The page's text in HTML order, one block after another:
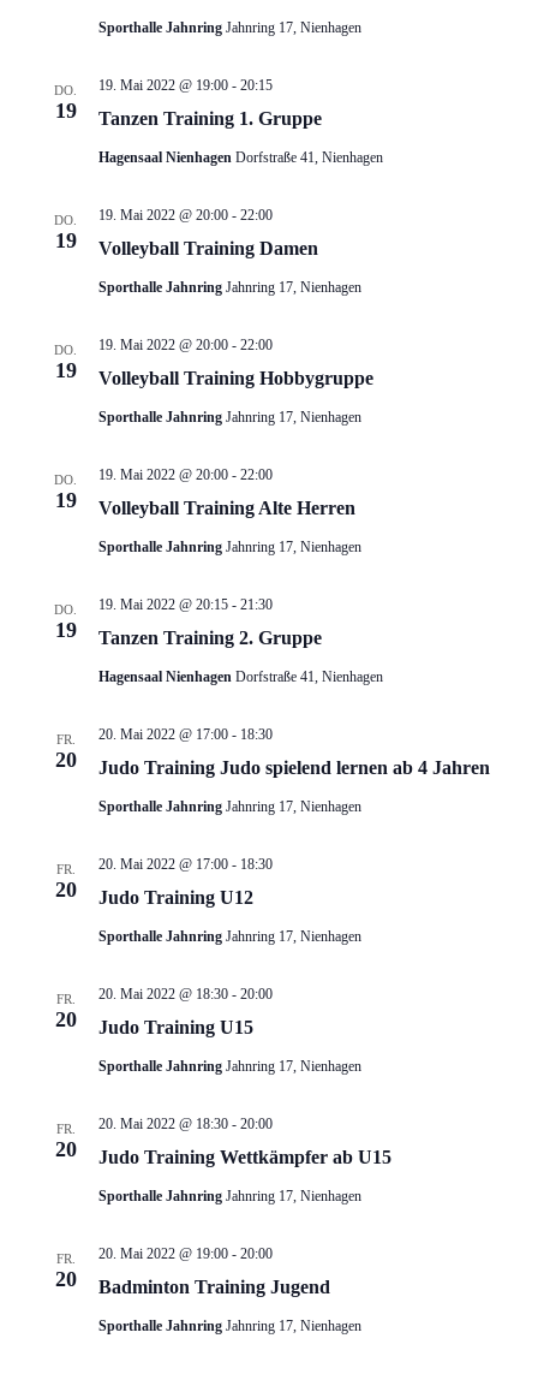
Sporthalle Jahnring Jahnring 17, Nienhagen
DO.
19 Tanzen Training 1. Gruppe
19. Mai 2022 @ 19:00- 20:15
Hagensaal Nienhagen Dorfstraße 41, Nienhagen
DO.
19 Volleyball Training Damen
19. Mai 2022 @ 20:00- 22:00
Sporthalle Jahnring Jahnring 17, Nienhagen
DO.
19 Volleyball Training Hobbygruppe
19. Mai 2022 @ 20:00- 22:00
Sporthalle Jahnring Jahnring 17, Nienhagen
DO.
19 Volleyball Training Alte Herren
19. Mai 2022 @ 20:00- 22:00
Sporthalle Jahnring Jahnring 17, Nienhagen
DO.
19 Tanzen Training 2. Gruppe
19. Mai 2022 @ 20:15- 21:30
Hagensaal Nienhagen Dorfstraße 41, Nienhagen
FR.
20 Judo Training Judo spielend lernen ab 4 Jahren
20. Mai 2022 @ 17:00- 18:30
Sporthalle Jahnring Jahnring 17, Nienhagen
FR.
20 Judo Training U12
20. Mai 2022 @ 17:00- 18:30
Sporthalle Jahnring Jahnring 17, Nienhagen
FR.
20 Judo Training U15
20. Mai 2022 @ 18:30- 20:00
Sporthalle Jahnring Jahnring 17, Nienhagen
FR.
20 Judo Training Wettkämpfer ab U15
20. Mai 2022 @ 18:30- 20:00
Sporthalle Jahnring Jahnring 17, Nienhagen
FR.
20 Badminton Training Jugend
20. Mai 2022 @ 19:00- 20:00
Sporthalle Jahnring Jahnring 17, Nienhagen